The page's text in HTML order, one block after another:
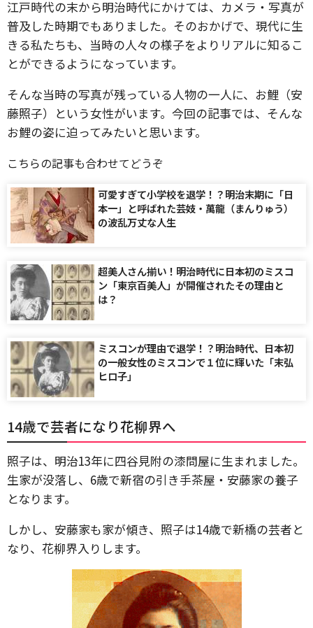
江戸時代の末から明治時代にかけては、カメラ・写真が
普及した時期でもありました。そのおかげで、現代に生
きる私たちも、当時の人々の様子をよりリアルに知るこ
とができるようになっています。
そんな当時の写真が残っている人物の一人に、お鯉（安
藤照子）という女性がいます。今回の記事では、そんな
お鯉の姿に迫ってみたいと思います。
こちらの記事も合わせてどうぞ
可愛すぎて小学校を退学！？明治末期に「日
本一」と呼ばれた芸妓・萬龍（まんりゅう）
の波乱万丈な人生
超美人さん揃い！明治時代に日本初のミスコ
ン「東京百美人」が開催されたその理由と
は？
ミスコンが理由で退学！？明治時代、日本初
の一般女性のミスコンで１位に輝いた「末弘
ヒロ子」
14歳で芸者になり花柳界へ
照子は、明治13年に四谷見附の漆問屋に生まれました。
生家が没落し、6歳で新宿の引き手茶屋・安藤家の養子
となります。
しかし、安藤家も家が傾き、照子は14歳で新橋の芸者と
なり、花柳界入りします。